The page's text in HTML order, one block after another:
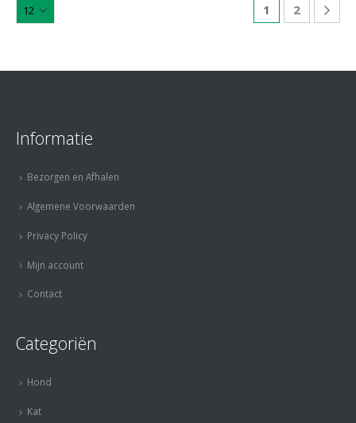
1 2
Informatie
Bezorgen en Afhalen
Algemene Voorwaarden
Privacy Policy
Mijn account
Contact
Categoriën
Hond
Kat